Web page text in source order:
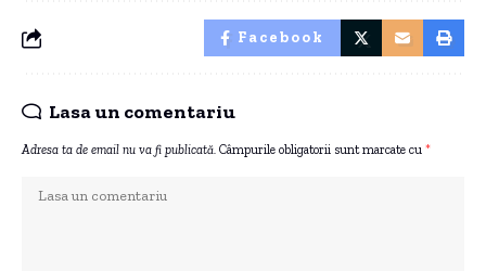
Facebook
Lasa un comentariu
Adresa ta de email nu va fi publicată. Câmpurile obligatorii sunt marcate cu *